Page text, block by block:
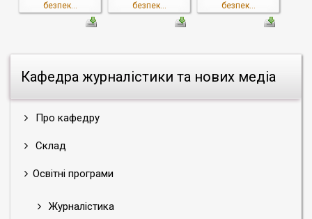
Кафедра журналістики та нових медіа
Про кафедру
Склад
Освітні програми
Журналістика
безпек...
безпек...
безпек...